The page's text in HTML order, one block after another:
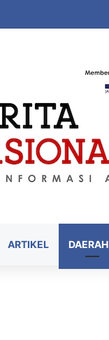
Sulbar
ARTIKEL DAERAH